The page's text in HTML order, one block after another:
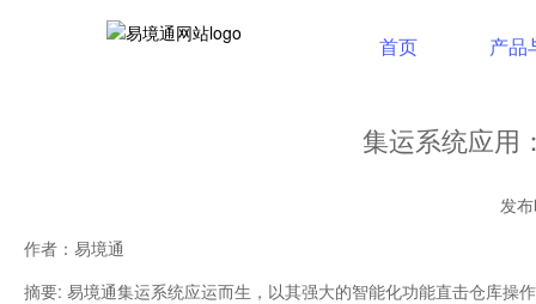
首页 产品
集运系统应用
发
作者：易境通
摘要: 易境通集运系统应运而生，以其强大的智能化功能直击仓库操